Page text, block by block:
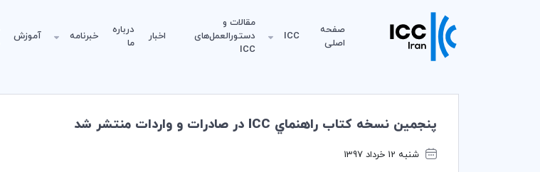
صفحه
اصلی
ICC
مقالات و
دستورالعمل‌های
ICC
اخبار
درباره
ما
خبرنامه آموزش
پنجمين نسخه كتاب راهنماي ICC در صادرات و واردات منتشر شد
شنبه 12 خرداد 1397